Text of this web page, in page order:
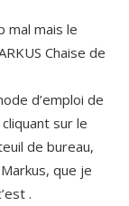
mal mais le
Chaise de
d’emploi de
sur le
de bureau,
que je
.